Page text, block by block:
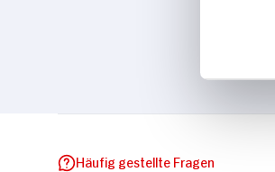
Häufig gestellte Fragen